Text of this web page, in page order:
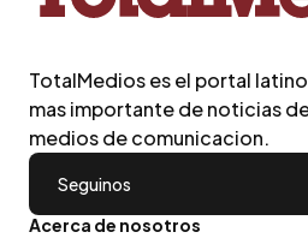
TotalMedios es el portal
mas importante de noticias
medios de comunicacion.
Seguinos
Acerca de nosotros